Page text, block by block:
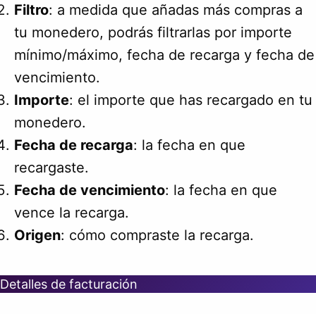
Filtro: a medida que añadas más compras a
tu monedero, podrás filtrarlas por importe
mínimo/máximo, fecha de recarga y fecha de
vencimiento.
Importe: el importe que has recargado en tu
monedero.
Fecha de recarga: la fecha en que
recargaste.
Fecha de vencimiento: la fecha en que
vence la recarga.
Origen: cómo compraste la recarga.
Detalles de facturación